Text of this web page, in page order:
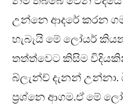
උන්නෙ ආදරේ කරන
හැබැයි මේ ලෝයර්
තත්ත්වෙට කිසිම
බ්ලැන්ච් දැනන්
ප්‍රශ්නෙ ආගම.ඒ මේ